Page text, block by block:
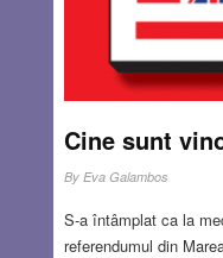
Cine sunt
By Eva Galambos
S-a întâmplat ca la
referendumul din